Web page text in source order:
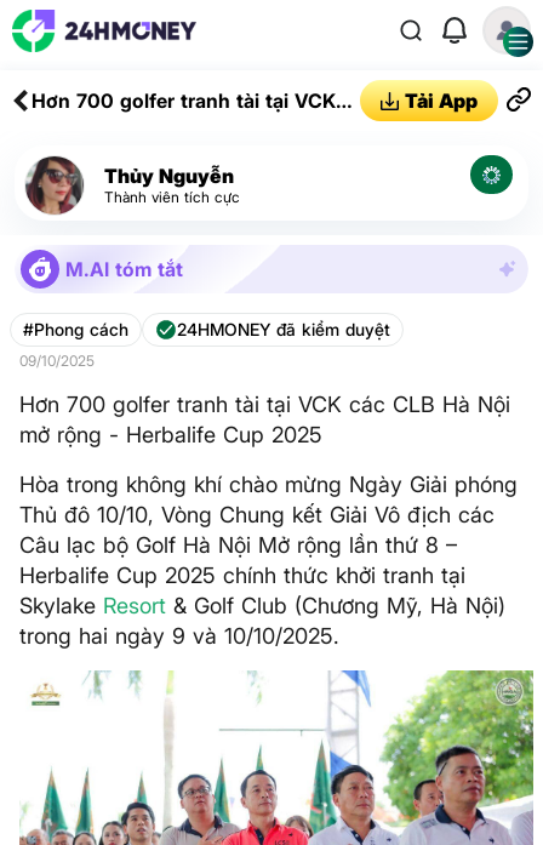
Hơn 700 golfer tranh tài tại VCK
Herbalife Cup 2025
Tải App
Thủy Nguyễn
Thành viên tích cực
M.AI tóm tắt
#Phong cách 24HMONEY đã kiểm duyệt
09/10/2025
Hơn 700 golfer tranh tài tại VCK các CLB Hà Nội
mở rộng - Herbalife Cup 2025
Hòa trong không khí chào mừng Ngày Giải phóng
Thủ đô 10/10, Vòng Chung kết Giải Vô địch các
Câu lạc bộ Golf Hà Nội Mở rộng lần thứ 8 –
Herbalife Cup 2025 chính thức khởi tranh tại
Skylake Resort & Golf Club (Chương Mỹ, Hà Nội)
trong hai ngày 9 và 10/10/2025.